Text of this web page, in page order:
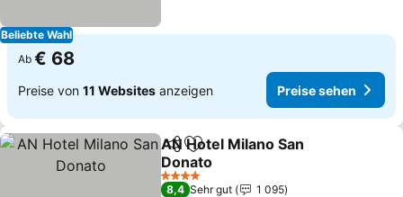
Beliebte Wahl
Ab € 68
Preise von 11 Websites anzeigen Preise sehen
TeilenZu Favoriten hinzufügen
AN Hotel Milano San
Donato
Preise sehen
4 Sterne
8,4 Sehr gut
1 095